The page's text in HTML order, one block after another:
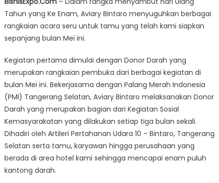
ke-
Enam
Aviary
Berbagai
Acara
Menarik
Sepanjang
Bulan
Mei
Tahun yang Ke Enam, Aviary Bintaro menyuguhkan berbagai
rangkaian acara seru untuk tamu yang telah kami siapkan
sepanjang bulan Mei ini.
Kegiatan pertama dimulai dengan Donor Darah yang
merupakan rangkaian pembuka dari berbagai kegiatan di
bulan Mei ini. Bekerjasama dengan Palang Merah Indonesia
(PMI) Tangerang Selatan, Aviary Bintaro melaksanakan Donor
Darah yang merupakan bagian dari Kegiatan Sosial
Kemasyarakatan yang dilakukan setiap tiga bulan sekali.
Dihadiri oleh Artileri Pertahanan Udara 10 – Bintaro, Tangerang
Selatan serta tamu, karyawan hingga perusahaan yang
berada di area hotel kami sehingga mencapai enam puluh
kantong darah.